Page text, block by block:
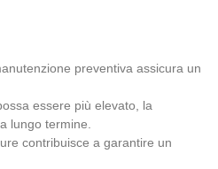
preventiva assicura un
essere più elevato, la
lungo termine.
contribuisce a garantire un